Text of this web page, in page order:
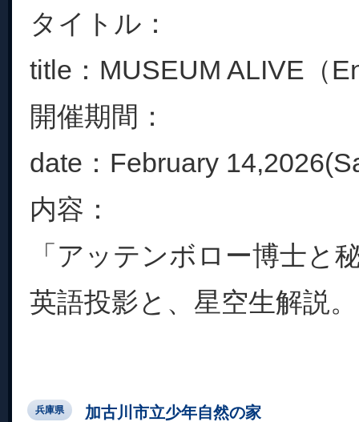
タイトル：
title：MUSEUM ALIVE（
開催期間：
date：February
内容：
「アッテンボロー博士と
英語投影と、星空生解説
兵庫県 加古川市立少年自然の家